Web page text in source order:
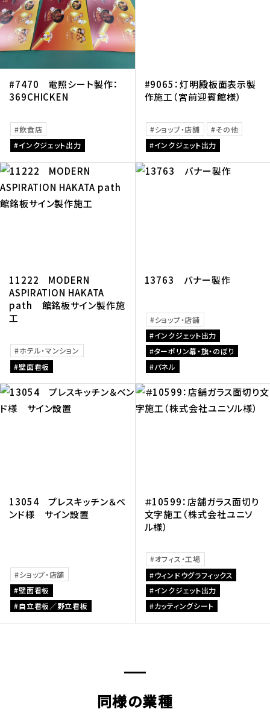
#7470 電照シート製作：
369CHICKEN
飲食店
インクジェット出力
#9065：灯明殿板面表示製
作施工（宮前迎賓館様）
ショップ・店舗
その他
インクジェット出力
11222 MODERN
ASPIRATION HAKATA
path 館銘板サイン製作施
工
ホテル・マンション
壁面看板
13763 バナー製作
ショップ・店舗
インクジェット出力
ターポリン幕・旗・のぼり
パネル
13054 プレスキッチン＆ベ
ンド様 サイン設置
ショップ・店舗
壁面看板
自立看板／野立看板
＃10599：店舗ガラス面切り
文字施工（株式会社ユニソ
ル様）
オフィス・工場
ウィンドウグラフィックス
インクジェット出力
カッティングシート
同様の業種